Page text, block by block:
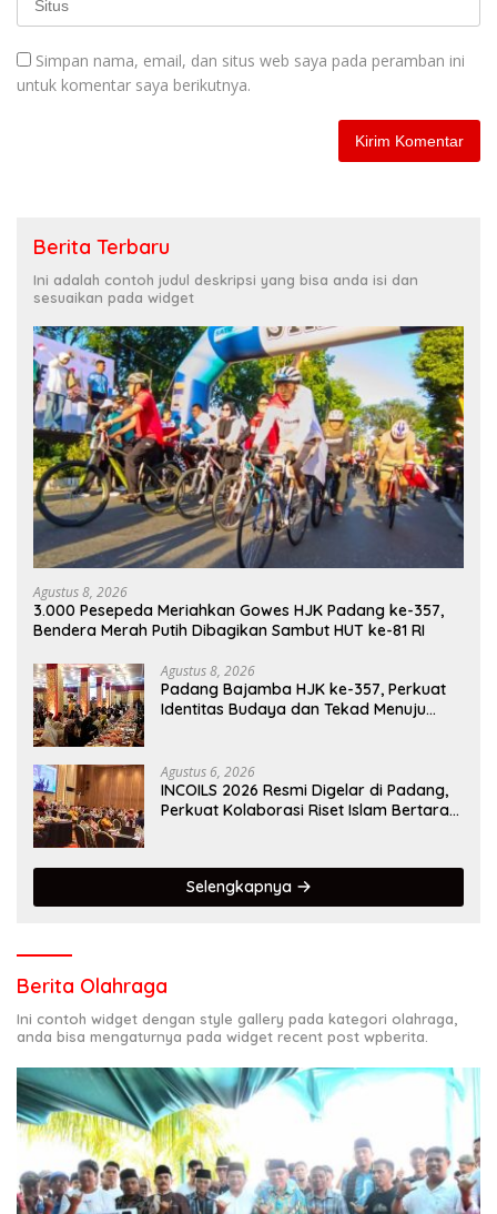
Simpan nama, email, dan situs web saya pada peramban ini
untuk komentar saya berikutnya.
Berita Terbaru
Ini adalah contoh judul deskripsi yang bisa anda isi dan
sesuaikan pada widget
Agustus 8, 2026
3.000 Pesepeda Meriahkan Gowes HJK Padang ke-357,
Bendera Merah Putih Dibagikan Sambut HUT ke-81 RI
Agustus 8, 2026
Padang Bajamba HJK ke-357, Perkuat
Identitas Budaya dan Tekad Menuju
Agustus 6, 2026
INCOILS 2026 Resmi Digelar di Padang,
Perkuat Kolaborasi Riset Islam Bertaraf
Selengkapnya
Berita Olahraga
Ini contoh widget dengan style gallery pada kategori olahraga,
anda bisa mengaturnya pada widget recent post wpberita.